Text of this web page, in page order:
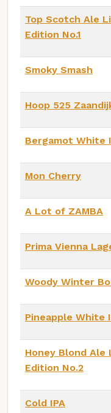
Top Scotch Ale
Edition No.1
Smoky Smash
Hoop 525
Bergamot White
Mon Cherry
A Lot of ZAMBA
Prima Vienna
Woody Winter
Pineapple White
Honey Blond Ale
Edition No.2
Cold IPA